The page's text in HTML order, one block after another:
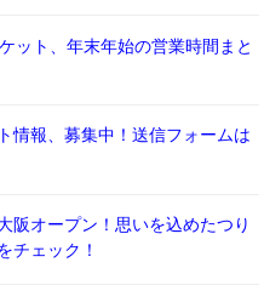
ット、年末年始の営業時間まと
情報、募集中！送信フォームは
阪オープン！思いを込めたつり
チェック！